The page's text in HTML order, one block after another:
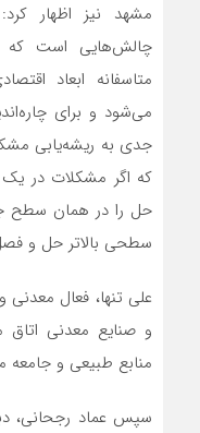
مشهد نیز اظهار
چالش‌هایی است که
متاسفانه ابعاد
می‌شود و برای
جدی به ریشه‌یابی
که اگر مشکلات در
حل را در همان سطح
سطحی بالاتر حل و
علی تنها، فعال
و صنایع معدنی اتاق
منابع طبیعی و
سپس عماد رجحانی،